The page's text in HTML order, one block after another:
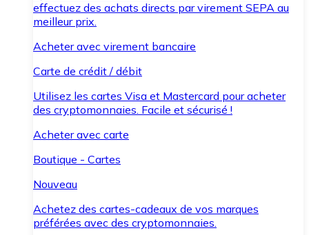
effectuez des achats directs par virement SEPA au
meilleur prix.
Acheter avec virement bancaire
Carte de crédit / débit
Utilisez les cartes Visa et Mastercard pour acheter
des cryptomonnaies. Facile et sécurisé !
Acheter avec carte
Boutique - Cartes
Nouveau
Achetez des cartes-cadeaux de vos marques
préférées avec des cryptomonnaies.